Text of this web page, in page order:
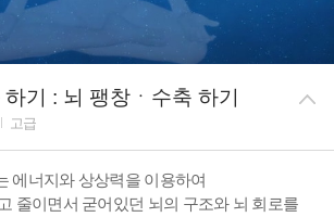
기 : 뇌 팽창ㆍ수축 하기
고급
에너지와 상상력을 이용하여
줄이면서 굳어있던 뇌의 구조와 뇌 회로를